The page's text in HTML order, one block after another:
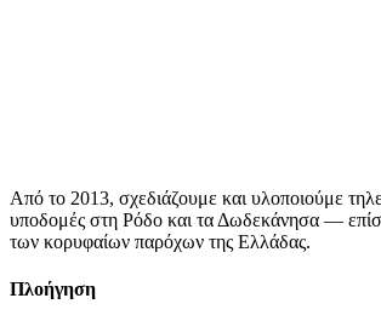
Από το 2013, σχεδιάζουμε και υλοποιούμε
υποδομές στη Ρόδο και τα Δωδεκάνησα —
των κορυφαίων παρόχων της Ελλάδας.
Πλοήγηση